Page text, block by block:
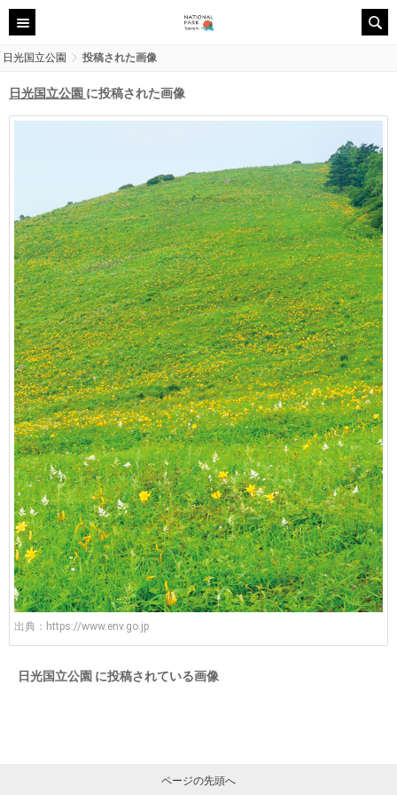
日光国立公園 投稿された画像
日光国立公園 に投稿された画像
出典： https://www.env.go.jp
日光国立公園 に投稿されている画像
ページの先頭へ